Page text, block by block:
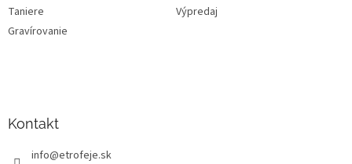
Taniere
Výpredaj
Gravírovanie
Kontakt
info@etrofeje.sk